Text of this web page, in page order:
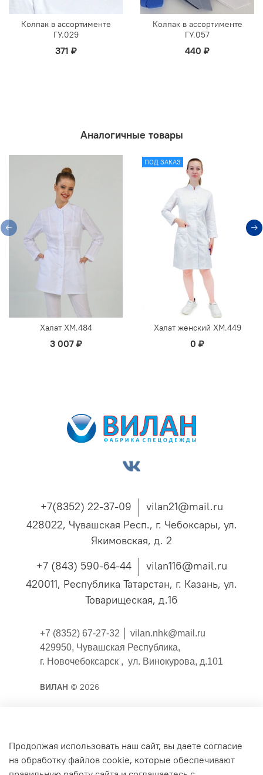
Колпак в ассортименте
ГУ.029
371 ₽
Колпак в ассортименте
ГУ.057
440 ₽
Аналогичные товары
Халат ХМ.484
3 007 ₽
ПОД ЗАКАЗ
Халат женский ХМ.449
0 ₽
+7(8352) 22-37-09
vilan21@mail.ru
428022, Чувашская Респ., г. Чебоксары, ул.
Якимовская, д. 2
+7 (843) 590-64-44
vilan116@mail.ru
420011, Республика Татарстан, г. Казань, ул.
Товарищеская, д.16
+7 (8352) 67-27-32 │ vilan.nhk@mail.ru
429950, Чувашская Республика,
г. Новочебоксарск , ул. Винокурова, д.101
ВИЛАН © 2026
Публичная оферта
Согласие на обработку персональных данных для
Продолжая использовать наш сайт, вы даете согласие
на обработку файлов cookie, которые обеспечивают